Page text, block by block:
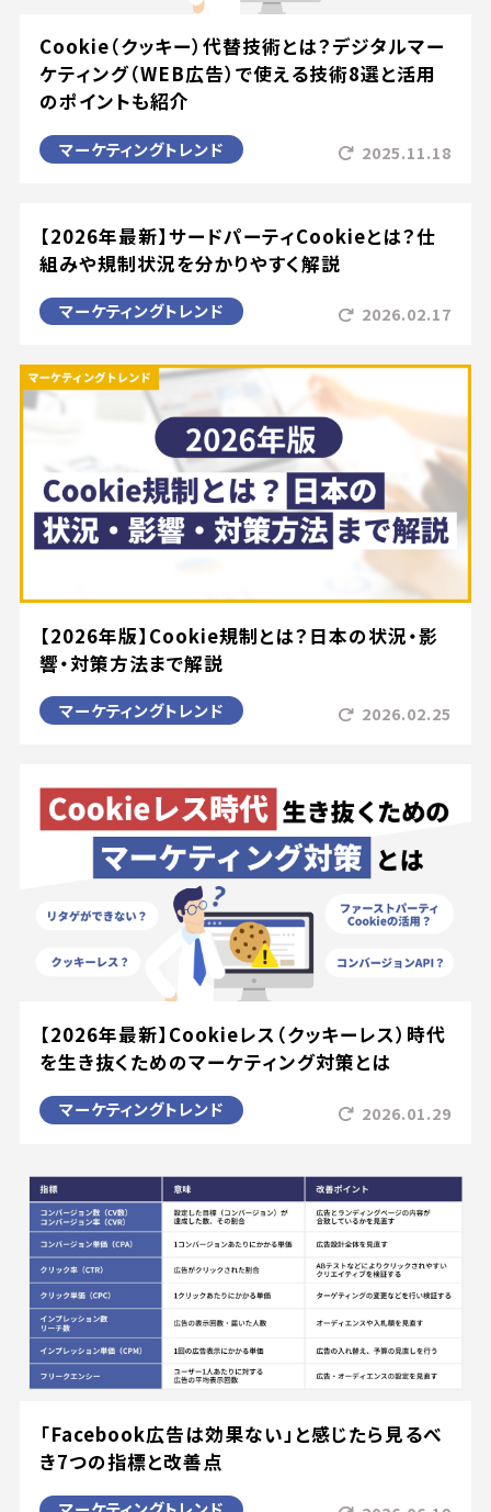
Cookie（クッキー）代替技術とは？デジタルマー
ケティング（WEB広告）で使える技術8選と活用
のポイントも紹介
マーケティングトレンド 2025.11.18
【2026年最新】サードパーティCookieとは？仕
組みや規制状況を分かりやすく解説
マーケティングトレンド 2026.02.17
【2026年版】Cookie規制とは？日本の状況・影
響・対策方法まで解説
マーケティングトレンド 2026.02.25
【2026年最新】Cookieレス（クッキーレス）時代
を生き抜くためのマーケティング対策とは
マーケティングトレンド 2026.01.29
「Facebook広告は効果ない」と感じたら見るべ
き7つの指標と改善点